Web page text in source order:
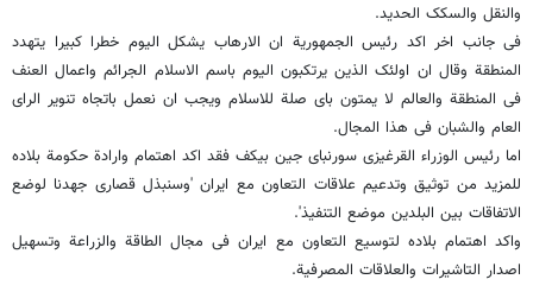
والنقل والسکک الحدید.
فی جانب اخر اکد رئیس الجمهوریة ان الارهاب یشکل الیوم خطرا کبیرا یتهدد
المنطقة وقال ان اولئک الذین یرتکبون الیوم باسم الاسلام الجرائم واعمال العنف
فی المنطقة والعالم لا یمتون بای صلة للاسلام ویجب ان نعمل باتجاه تنویر الرای
العام والشبان فی هذا المجال.
اما رئیس الوزراء القرغیزی سورنبای جین بیکف فقد اکد اهتمام وارادة حکومة بلاده
للمزید من توثیق وتدعیم علاقات التعاون مع ایران 'وسنبذل قصاری جهدنا لوضع
الاتفاقات بین البلدین موضع التنفیذ'.
واکد اهتمام بلاده لتوسیع التعاون مع ایران فی مجال الطاقة والزراعة وتسهیل
اصدار التاشیرات والعلاقات المصرفیة.